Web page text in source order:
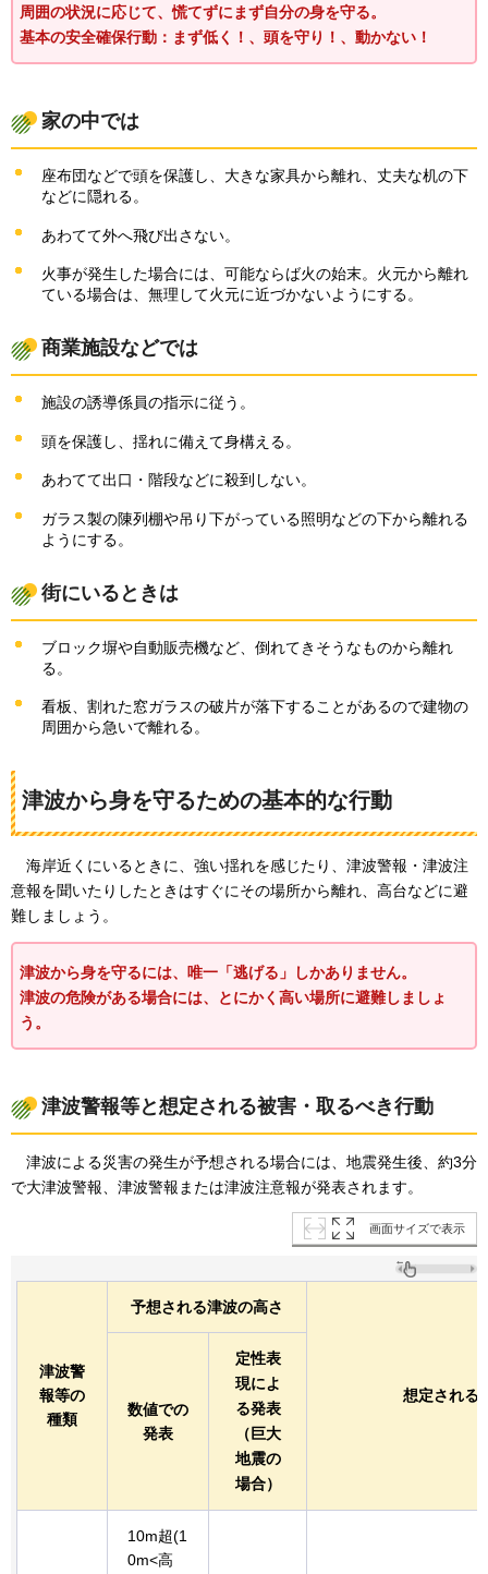
周囲の状況に応じて、慌てずにまず自分の身を守る。
基本の安全確保行動：まず低く！、頭を守り！、動かない！
家の中では
座布団などで頭を保護し、大きな家具から離れ、丈夫な机の下
などに隠れる。
あわてて外へ飛び出さない。
火事が発生した場合には、可能ならば火の始末。火元から離れ
ている場合は、無理して火元に近づかないようにする。
商業施設などでは
施設の誘導係員の指示に従う。
頭を保護し、揺れに備えて身構える。
あわてて出口・階段などに殺到しない。
ガラス製の陳列棚や吊り下がっている照明などの下から離れる
ようにする。
街にいるときは
ブロック塀や自動販売機など、倒れてきそうなものから離れ
る。
看板、割れた窓ガラスの破片が落下することがあるので建物の
周囲から急いで離れる。
津波から身を守るための基本的な行動
海岸近くにいるときに、 強い揺れを感じたり、津波警報・津波注
意報を聞いたりしたときはすぐにその場所から離れ、高台などに避
難しましょう。
津波から身を守るには、唯一「逃げる」しかありません。
津波の危険がある場合には、とにかく高い場所に避難しましょ
う。
津波警報等と想定される被害・取るべき行動
津波による災害の発生が予想される場合には、地震発生後、約3分
で大津波警報、津波警報または津波注意報が発表されます。
画面サイズで表示
津波警
報等の
種類
予想される津波の高さ
想定される
数値での
発表
定性表
現によ
る発表
（巨大
地震の
場合）
10m超(1
0m<高